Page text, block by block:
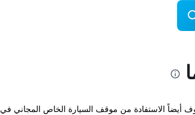
أيضاً الاستفادة من موقف السيارة الخاص المجاني في